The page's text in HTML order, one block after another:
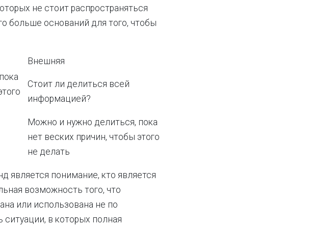
не стоит распространяться
больше оснований для того, чтобы
Внешняя
Стоит ли делиться всей
информацией?
Можно и нужно делиться, пока
нет веских причин, чтобы этого
не делать
понимание, кто является
возможность того, что
или использована не по
в которых полная